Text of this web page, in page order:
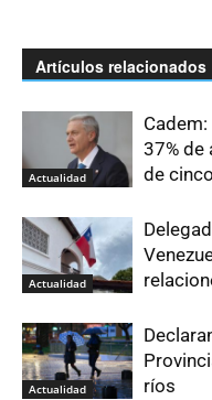
Artículos relacionados
Actualidad
37% de
de
Actualidad
Actualidad
ríos